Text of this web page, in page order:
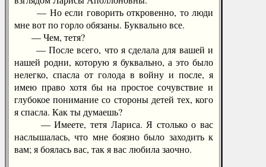
— Но если говорить откровенно, то люди
мне вот по горло обязаны. Буквально все.
— Чем, тетя?
— После всего, что я сделала для вашей и
нашей родни, которую я буквально, а это было
нелегко, спасла от голода в войну и после, я
имею право хотя бы на простое сочувствие и
глубокое понимание со стороны детей тех, кого
я спасла. Как ты думаешь?
— Имеете, тетя Лариса. Я столько о вас
наслышалась, что мне боязно было заходить к
вам; я боялась вас, так я вас любила заочно.